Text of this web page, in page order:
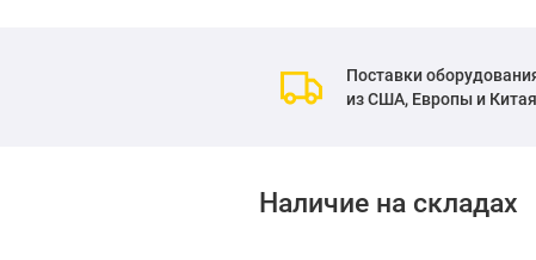
Поставки
из США, Европы и Китая
Наличие на складах